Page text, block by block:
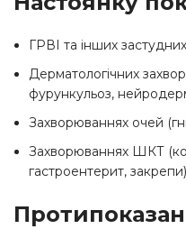
ГРВІ та інших
Дерматологічних
фурункульоз,
Захворюваннях очей
Захворюваннях ШКТ
гастроентерит,